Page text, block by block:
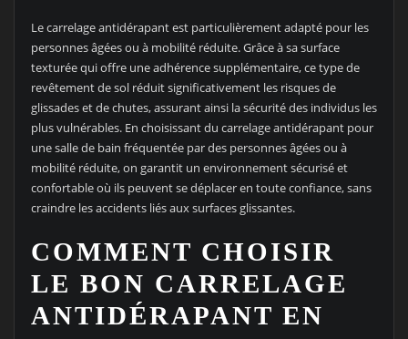
Le carrelage antidérapant est particulièrement adapté pour les
personnes âgées ou à mobilité réduite. Grâce à sa surface
texturée qui offre une adhérence supplémentaire, ce type de
revêtement de sol réduit significativement les risques de
glissades et de chutes, assurant ainsi la sécurité des individus les
plus vulnérables. En choisissant du carrelage antidérapant pour
une salle de bain fréquentée par des personnes âgées ou à
mobilité réduite, on garantit un environnement sécurisé et
confortable où ils peuvent se déplacer en toute confiance, sans
craindre les accidents liés aux surfaces glissantes.
COMMENT CHOISIR
LE BON CARRELAGE
ANTIDÉRAPANT EN